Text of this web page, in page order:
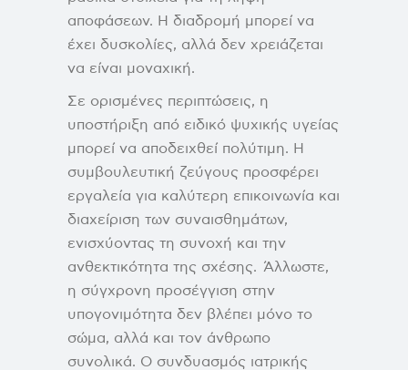
αποφάσεων. Η διαδρομή μπορεί να
έχει δυσκολίες, αλλά δεν χρειάζεται
να είναι μοναχική.
Σε ορισμένες περιπτώσεις, η
υποστήριξη από ειδικό ψυχικής υγείας
μπορεί να αποδειχθεί πολύτιμη. Η
συμβουλευτική ζεύγους προσφέρει
εργαλεία για καλύτερη επικοινωνία και
διαχείριση των συναισθημάτων,
ενισχύοντας τη συνοχή και την
ανθεκτικότητα της σχέσης. Άλλωστε,
η σύγχρονη προσέγγιση στην
υπογονιμότητα δεν βλέπει μόνο το
σώμα, αλλά και τον άνθρωπο
συνολικά. Ο συνδυασμός ιατρικής